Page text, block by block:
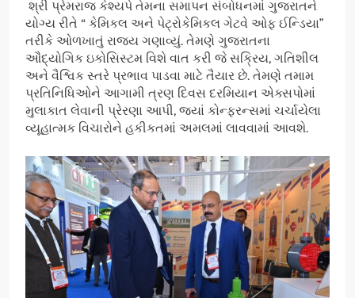
શ્રી પ્રેમરાજ કેશ્યપે તેમના સમાપન સંબોધનમાં ગુજરાતને
યોગ્ય રીતે “ કેમિકલ અને પેટ્રોકેમિકલ ગેટવે ઓફ ઈન્ડિયા”
તરીકે ઓળખાતું રાજ્ય ગણાવ્યું. તેમણે ગુજરાતના
ઔદ્યોગિક ઇકોસિસ્ટમ વિશે વાત કરી જે સક્રિય, ગતિશીલ
અને વૈશ્વિક સ્તરે પ્રભાવ પાડવા માટે તૈયાર છે. તેમણે તમામ
પ્રતિનિધિઓને આગામી ત્રણ દિવસ દરમિયાન એક્સપોમાં
મુલાકાત લેવાની પ્રેરણા આપી, જ્યાં કોન્ફરન્સમાં ચર્ચાયેલા
વ્યૂહાત્મક વિચારોને હકીકતમાં અમલમાં લાવવામાં આવશે.